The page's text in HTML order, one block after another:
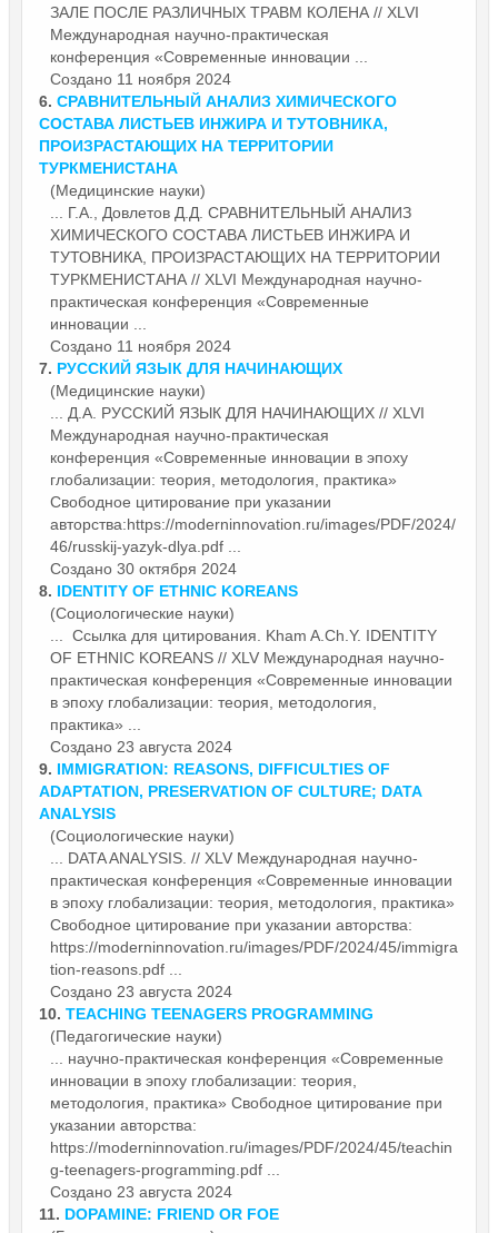
ЗАЛЕ ПОСЛЕ РАЗЛИЧНЫХ ТРАВМ КОЛЕНА // XLVI
Международная научно-практическая
конференция «Современные инновации ...
Создано 11 ноября 2024
6. СРАВНИТЕЛЬНЫЙ АНАЛИЗ ХИМИЧЕСКОГО
СОСТАВА ЛИСТЬЕВ ИНЖИРА И ТУТОВНИКА,
ПРОИЗРАСТАЮЩИХ НА ТЕРРИТОРИИ
ТУРКМЕНИСТАНА
(Медицинские науки)
... Г.А., Довлетов Д.Д. СРАВНИТЕЛЬНЫЙ АНАЛИЗ
ХИМИЧЕСКОГО СОСТАВА ЛИСТЬЕВ ИНЖИРА И
ТУТОВНИКА, ПРОИЗРАСТАЮЩИХ НА ТЕРРИТОРИИ
ТУРКМЕНИСТАНА // XLVI Международная научно-
практическая конференция «Современные
инновации ...
Создано 11 ноября 2024
7. РУССКИЙ ЯЗЫК ДЛЯ НАЧИНАЮЩИХ
(Медицинские науки)
... Д.А. РУССКИЙ ЯЗЫК ДЛЯ НАЧИНАЮЩИХ // XLVI
Международная научно-практическая
конференция «Современные инновации в эпоху
глобализации: теория, методология, практика»
Свободное цитирование при указании
авторства:https://moderninnovation.ru/images/PDF/2024/
46/russkij-yazyk-dlya.pdf ...
Создано 30 октября 2024
8. IDENTITY OF ETHNIC KOREANS
(Социологические науки)
... Ссылка для цитирования. Kham A.Ch.Y. IDENTITY
OF ETHNIC KOREANS // XLV Международная научно-
практическая конференция «Современные инновации
в эпоху глобализации: теория, методология,
практика» ...
Создано 23 августа 2024
9. IMMIGRATION: REASONS, DIFFICULTIES OF
ADAPTATION, PRESERVATION OF CULTURE; DATA
ANALYSIS
(Социологические науки)
... DATA ANALYSIS. // XLV Международная научно-
практическая конференция «Современные инновации
в эпоху глобализации: теория, методология, практика»
Свободное цитирование при указании авторства:
https://moderninnovation.ru/images/PDF/2024/45/immigra
tion-reasons.pdf ...
Создано 23 августа 2024
10. TEACHING TEENAGERS PROGRAMMING
(Педагогические науки)
... научно-практическая конференция «Современные
инновации в эпоху глобализации: теория,
методология, практика» Свободное цитирование при
указании авторства:
https://moderninnovation.ru/images/PDF/2024/45/teachin
g-teenagers-programming.pdf ...
Создано 23 августа 2024
11. DOPAMINE: FRIEND OR FOE